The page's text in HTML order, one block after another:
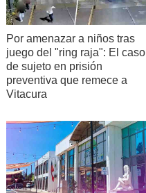
Por amenazar a niños tras
juego del "ring raja": El caso
de sujeto en prisión
preventiva que remece a
Vitacura